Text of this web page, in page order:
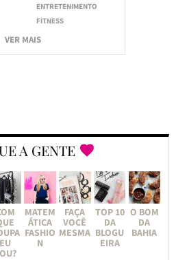
ENTRETENIMENTO
FITNESS
VER MAIS
A GENTE
EU
MATEM
ÁTICA
FASHIO
N
FAÇA
VOCÊ
MESMA
TOP 10
DA
BLOGU
EIRA
O BOM
DA
BAHIA